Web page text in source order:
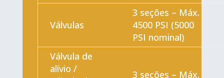
Válvulas
3 seções – Máx.
4500 PSI (5000
PSI nominal)
Válvula de
alívio /
3 seções – Máx.